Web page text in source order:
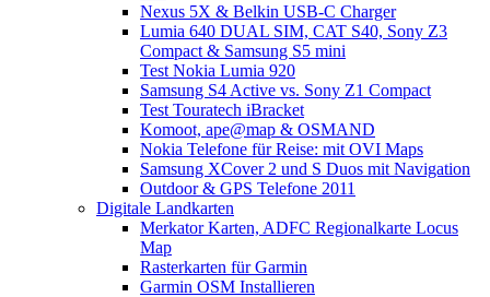
Nexus 5X & Belkin USB-C Charger
Lumia 640 DUAL SIM, CAT S40, Sony Z3
Compact & Samsung S5 mini
Test Nokia Lumia 920
Samsung S4 Active vs. Sony Z1 Compact
Test Touratech iBracket
Komoot, ape@map & OSMAND
Nokia Telefone für Reise: mit OVI Maps
Samsung XCover 2 und S Duos mit Navigation
Outdoor & GPS Telefone 2011
Digitale Landkarten
Merkator Karten, ADFC Regionalkarte Locus
Map
Rasterkarten für Garmin
Garmin OSM Installieren